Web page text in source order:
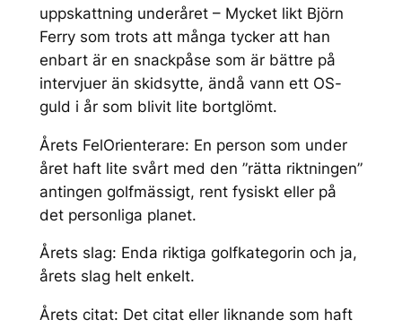
uppskattning underåret – Mycket likt Björn
Ferry som trots att många tycker att han
enbart är en snackpåse som är bättre på
intervjuer än skidsytte, ändå vann ett OS-
guld i år som blivit lite bortglömt.
Årets FelOrienterare: En person som under
året haft lite svårt med den ”rätta riktningen”
antingen golfmässigt, rent fysiskt eller på
det personliga planet.
Årets slag: Enda riktiga golfkategorin och ja,
årets slag helt enkelt.
Årets citat: Det citat eller liknande som haft